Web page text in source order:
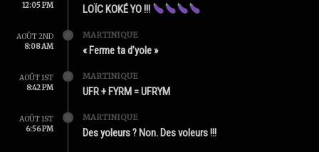
12:05 PM
LOÏC KOKÉ YO !!!
AOÛT 2ND
8:08 AM
MARTINIQUE
« Ferme ta d’yole »
AOÛT 1ST
8:42 PM
MARTINIQUE
UFR + FYRM = UFRYM
AOÛT 1ST
6:56 PM
MARTINIQUE
Des yoleurs ? Non. Des voleurs !!!